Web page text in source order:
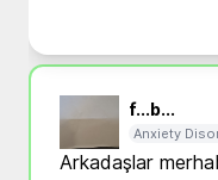
f...b...
Anxiety
Arkadaşlar